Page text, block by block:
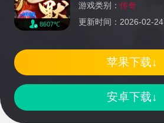
8607℃
游戏类别： 传奇
更新时间：2026-02-24
安卓下载↓
苹果下载↓